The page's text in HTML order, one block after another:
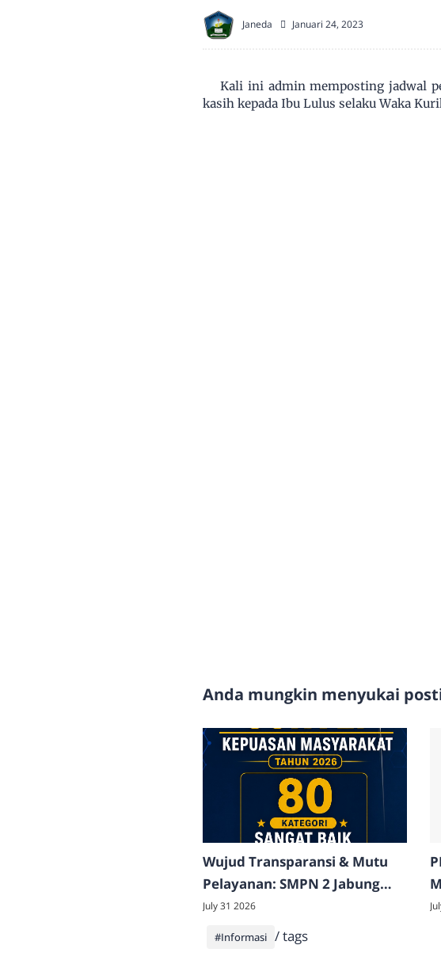
Janeda Januari 24, 2023
Kali ini admin memposting jadwal
kasih kepada Ibu Lulus selaku Waka
Anda mungkin menyukai
Wujud Transparansi & Mutu
Pelayanan: SMPN 2 Jabung
Raih Predikat "SANGAT BAIK"
pada Survei Kepuasan
Masyarakat Tahun 2026
July 31 2026
/ tags
#Informasi